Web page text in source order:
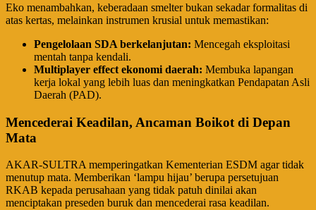
​Eko menambahkan, keberadaan smelter bukan sekadar formalitas di
atas kertas, melainkan instrumen krusial untuk memastikan:
Pengelolaan SDA berkelanjutan: Mencegah eksploitasi
mentah tanpa kendali.
Multiplayer effect ekonomi daerah: Membuka lapangan
kerja lokal yang lebih luas dan meningkatkan Pendapatan Asli
Daerah (PAD).
Mencederai Keadilan, Ancaman Boikot di Depan
Mata
​AKAR-SULTRA memperingatkan Kementerian ESDM agar tidak
menutup mata. Memberikan ‘lampu hijau’ berupa persetujuan
RKAB kepada perusahaan yang tidak patuh dinilai akan
menciptakan preseden buruk dan mencederai rasa keadilan.